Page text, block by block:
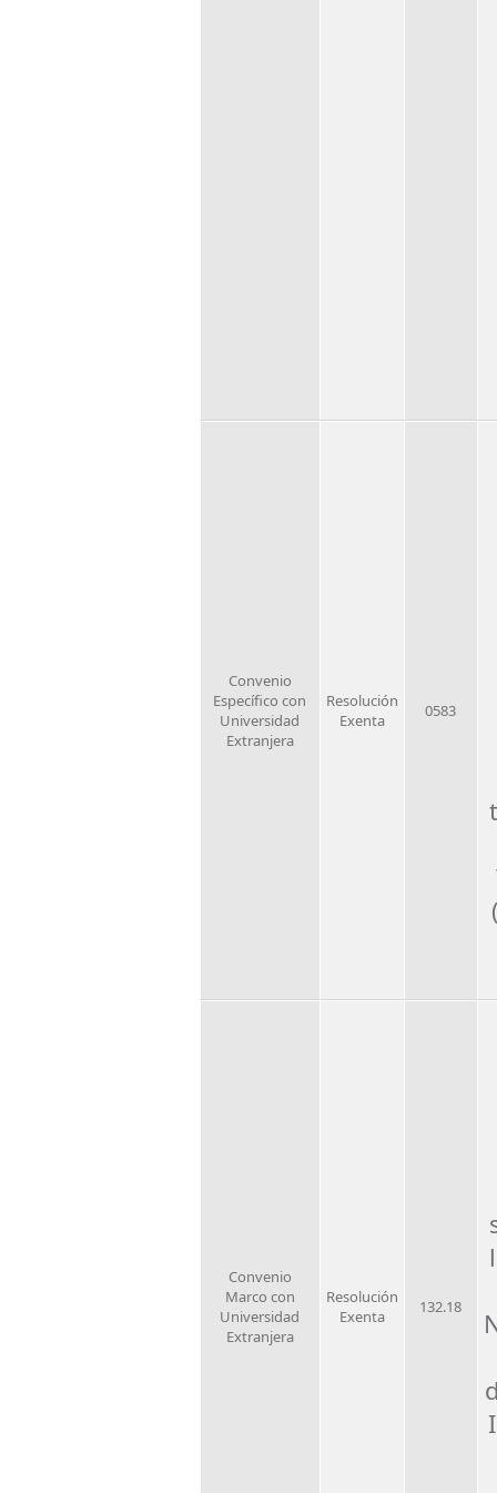
Convenio
Específico con
Universidad
Extranjera
Resolución
Exenta
0583
Convenio
Marco con
Universidad
Extranjera
Resolución
Exenta
132.18